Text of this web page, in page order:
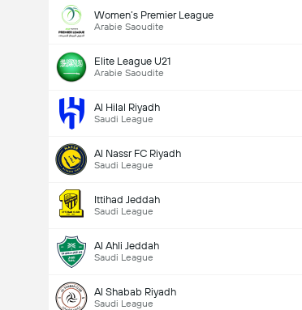
Women’s Premier League
Arabie Saoudite
Elite League U21
Arabie Saoudite
Al Hilal Riyadh
Saudi League
Al Nassr FC Riyadh
Saudi League
Ittihad Jeddah
Saudi League
Al Ahli Jeddah
Saudi League
Al Shabab Riyadh
Saudi League